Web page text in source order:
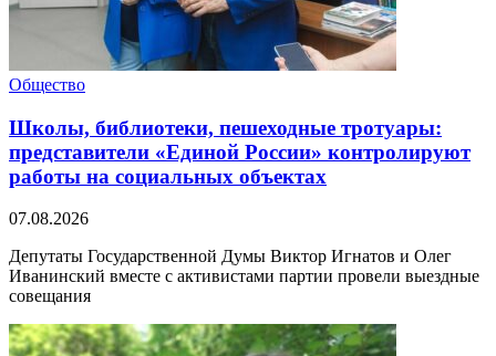
Общество
Школы, библиотеки, пешеходные тротуары:
представители «Единой России» контролируют
работы на социальных объектах
07.08.2026
Депутаты Государственной Думы Виктор Игнатов и Олег
Иванинский вместе с активистами партии провели выездные
совещания